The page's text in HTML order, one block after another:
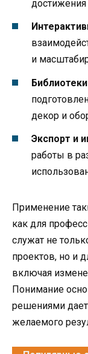
достижения
и
декор и
Экспорт и
работы в
Применение
как для
служат не
проектов, но и
включая
Понимание
решениями
желаемого